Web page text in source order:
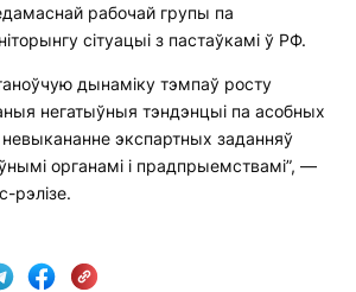
рабочай групы па
сітуацыі з пастаўкамі ў РФ.
дынаміку тэмпаў росту
негатыўныя тэндэнцыі па асобных
экспартных заданняў
органамі і прадпрыемствамі”, —
рэлізе.